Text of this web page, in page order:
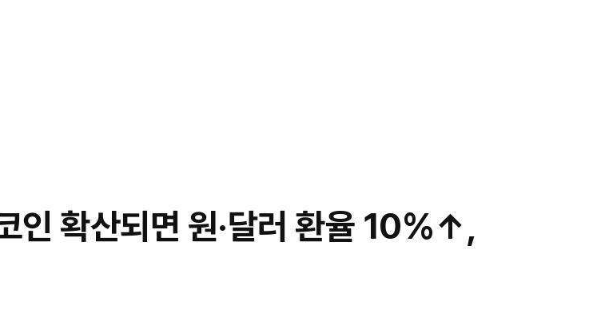
인 확산되면 원·달러 환율 10%↑,